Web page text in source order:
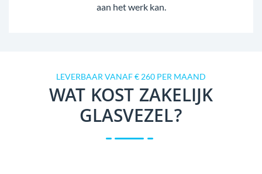
aan het werk kan.
LEVERBAAR VANAF € 260 PER MAAND
WAT KOST ZAKELIJK
GLASVEZEL?